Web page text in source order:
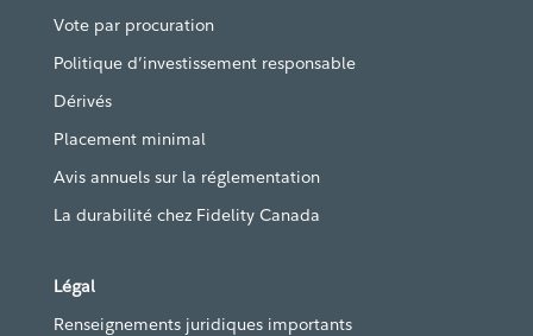
Vote par procuration
Politique d’investissement responsable
Dérivés
Placement minimal
Avis annuels sur la réglementation
La durabilité chez Fidelity Canada
Légal
Renseignements juridiques importants